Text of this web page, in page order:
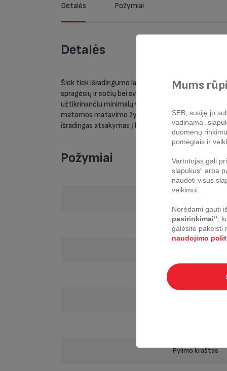
Detalės Požymiai
Detalės
Šiek tiek išradingumo labai padeda – kiekvieną
spragėsių ir sočių bei sveikų sriubų – kasdienis
užtikrinančiu minimalų valymą ir tvarkingą
matomos matavimo žymės keptuvės viduje
išradingas atsakymas į kasdienį gaminimą!
Požymiai
Medžiaga
Vidinė danga /
Pylimo kraštas
Mums
SEB, susiję jo
vadinama
duomenų
pomėgiais ir
Vartotojas gali
slapukus“ arba
naudoti visus
veikimui.
Norėdami gauti
pasirinkimai“ ,
galėsite pakeisti
naudojimo